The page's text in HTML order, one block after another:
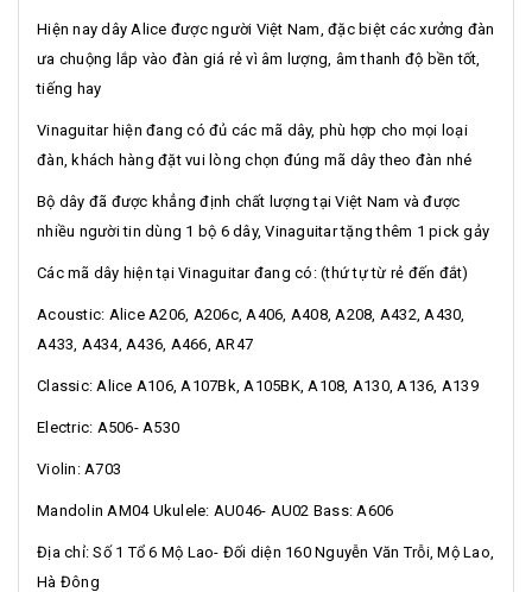
Hiện nay dây Alice được người Việt Nam, đặc biệt các xưởng đàn
ưa chuộng lắp vào đàn giá rẻ vì âm lượng, âm thanh độ bền tốt,
tiếng hay
Vinaguitar hiện đang có đủ các mã dây, phù hợp cho mọi loại
đàn, khách hàng đặt vui lòng chọn đúng mã dây theo đàn nhé
Bộ dây đã được khẳng định chất lượng tại Việt Nam và được
nhiều người tin dùng 1 bộ 6 dây, Vinaguitar tặng thêm 1 pick gảy
Các mã dây hiện tại Vinaguitar đang có: (thứ tự từ rẻ đến đắt)
Acoustic: Alice A206, A206c, A406, A408, A208, A432, A430,
A433, A434, A436, A466, AR47
Classic: Alice A106, A107Bk, A105BK, A108, A130, A136, A139
Electric: A506- A530
Violin: A703
Mandolin AM04 Ukulele: AU046- AU02 Bass: A606
Địa chỉ: Số 1 Tổ 6 Mộ Lao- Đối diện 160 Nguyễn Văn Trỗi, Mộ Lao,
Hà Đông